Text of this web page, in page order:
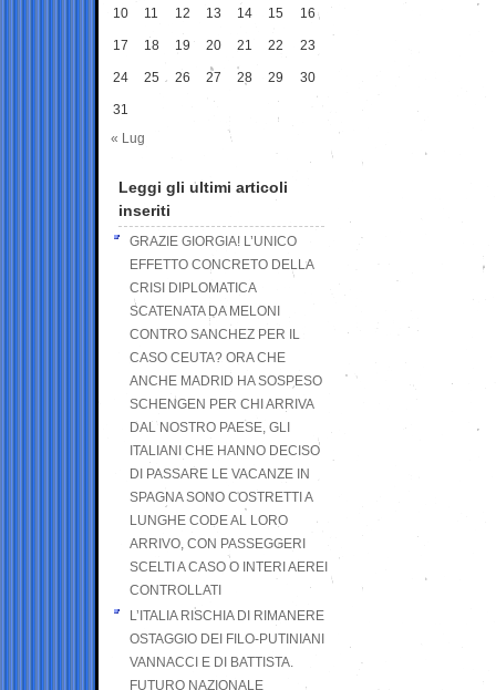
10 11 12 13 14 15 16
17 18 19 20 21 22 23
24 25 26 27 28 29 30
31
« Lug
Leggi gli ultimi articoli
inseriti
GRAZIE GIORGIA! L’UNICO
EFFETTO CONCRETO DELLA
CRISI DIPLOMATICA
SCATENATA DA MELONI
CONTRO SANCHEZ PER IL
CASO CEUTA? ORA CHE
ANCHE MADRID HA SOSPESO
SCHENGEN PER CHI ARRIVA
DAL NOSTRO PAESE, GLI
ITALIANI CHE HANNO DECISO
DI PASSARE LE VACANZE IN
SPAGNA SONO COSTRETTI A
LUNGHE CODE AL LORO
ARRIVO, CON PASSEGGERI
SCELTI A CASO O INTERI AEREI
CONTROLLATI
L’ITALIA RISCHIA DI RIMANERE
OSTAGGIO DEI FILO-PUTINIANI
VANNACCI E DI BATTISTA.
FUTURO NAZIONALE